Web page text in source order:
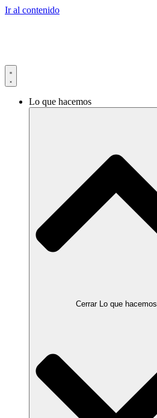
Ir al contenido
Lo que hacemos
Cerrar Lo que hacemos